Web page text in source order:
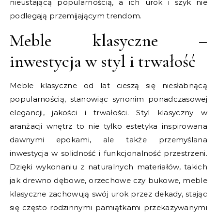
nieustającą popularnością, a ich urok i szyk nie
podlegają przemijającym trendom.
Meble klasyczne –
inwestycja w styl i trwałość
Meble klasyczne od lat cieszą się niesłabnącą
popularnością, stanowiąc synonim ponadczasowej
elegancji, jakości i trwałości. Styl klasyczny w
aranżacji wnętrz to nie tylko estetyka inspirowana
dawnymi epokami, ale także przemyślana
inwestycja w solidność i funkcjonalność przestrzeni.
Dzięki wykonaniu z naturalnych materiałów, takich
jak drewno dębowe, orzechowe czy bukowe, meble
klasyczne zachowują swój urok przez dekady, stając
się często rodzinnymi pamiątkami przekazywanymi